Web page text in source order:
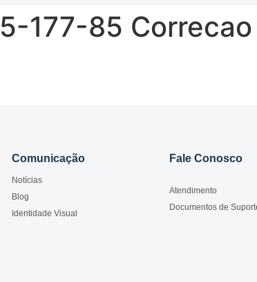
177-85
Comunicação
Notícias
Blog
Identidade Visual
Fale Conosco
Atendimento
Documentos de